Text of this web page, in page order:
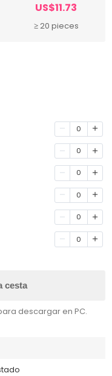
US$11.73
≥ 20 pieces
0
0
0
0
0
0
cesta
descargar en PC.